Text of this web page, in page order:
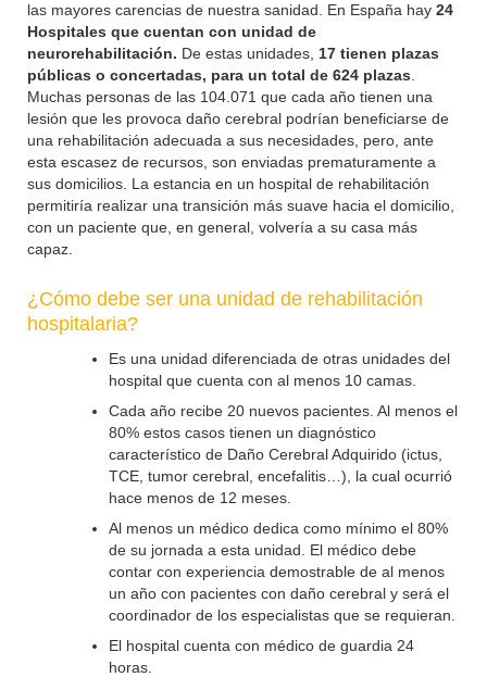
las mayores carencias de nuestra sanidad. En España hay 24
Hospitales que cuentan con unidad de
neurorehabilitación. De estas unidades, 17 tienen plazas
públicas o concertadas, para un total de 624 plazas
Muchas personas de las 104.071 que cada año tienen una
lesión que les provoca daño cerebral podrían beneficiarse de
una rehabilitación adecuada a sus necesidades, pero, ante
esta escasez de recursos, son enviadas prematuramente a
sus domicilios. La estancia en un hospital de rehabilitación
permitiría realizar una transición más suave hacia el domicilio,
con un paciente que, en general, volvería a su casa más
capaz.
¿Cómo debe ser una unidad de rehabilitación
hospitalaria?
Es una unidad diferenciada de otras unidades del
hospital que cuenta con al menos 10 camas.
Cada año recibe 20 nuevos pacientes. Al menos el
80% estos casos tienen un diagnóstico
característico de Daño Cerebral Adquirido (ictus,
TCE, tumor cerebral, encefalitis…), la cual ocurrió
hace menos de 12 meses.
Al menos un médico dedica como mínimo el 80%
de su jornada a esta unidad. El médico debe
contar con experiencia demostrable de al menos
un año con pacientes con daño cerebral y será el
coordinador de los especialistas que se requieran.
El hospital cuenta con médico de guardia 24
horas.